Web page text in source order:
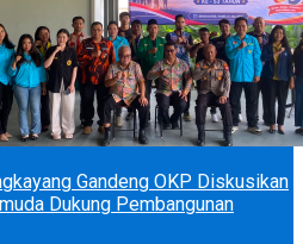
Gandeng OKP Diskusikan
Dukung Pembangunan